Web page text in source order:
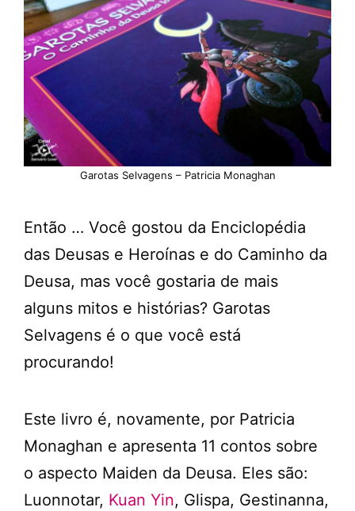
Garotas Selvagens – Patricia Monaghan
Então … Você gostou da Enciclopédia
das Deusas e Heroínas e do Caminho da
Deusa, mas você gostaria de mais
alguns mitos e histórias? Garotas
Selvagens é o que você está
procurando!
Este livro é, novamente, por Patricia
Monaghan e apresenta 11 contos sobre
o aspecto Maiden da Deusa. Eles são:
Luonnotar, Kuan Yin, Glispa, Gestinanna,